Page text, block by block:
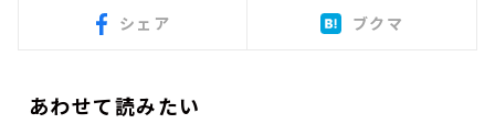
シェア ブクマ
あわせて読みたい